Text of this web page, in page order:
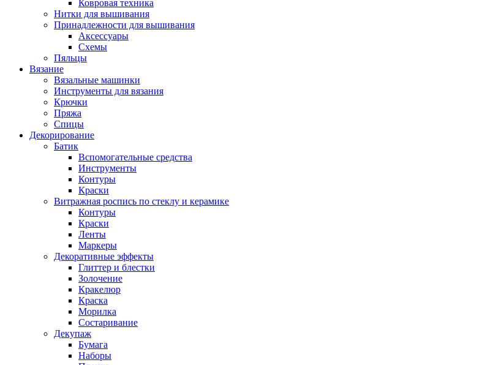
Ковровая техника
Нитки для вышивания
Принадлежности для вышивания
Аксессуары
Схемы
Пяльцы
Вязание
Вязальные машинки
Инструменты для вязания
Крючки
Пряжа
Спицы
Декорирование
Батик
Вспомогательные средства
Инструменты
Контуры
Краски
Витражная роспись по стеклу и керамике
Контуры
Краски
Ленты
Маркеры
Декоративные эффекты
Глиттер и блестки
Золочение
Кракелюр
Краска
Морилка
Состаривание
Декупаж
Бумага
Наборы